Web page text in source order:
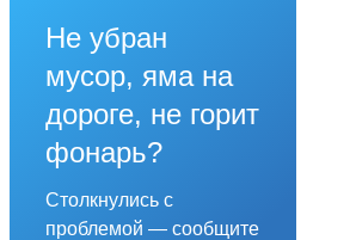
Не убран
мусор, яма на
дороге, не горит
фонарь?
Столкнулись с
проблемой — сообщите